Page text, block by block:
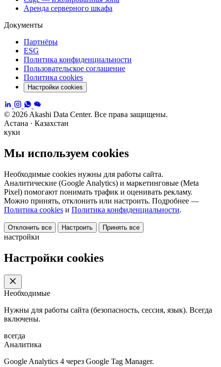
Аренда серверного шкафа
Документы
Партнёры
ESG
Политика конфиденциальности
Пользовательское соглашение
Политика cookies
Настройки cookies
© 2026 Akashi Data Center. Все права защищены.
Астана · Казахстан
куки
Мы используем cookies
Необходимые cookies нужны для работы сайта.
Аналитические (Google Analytics) и маркетинговые (Meta
Pixel) помогают понимать трафик и оценивать рекламу.
Можно принять, отклонить или настроить. Подробнее —
Политика cookies и Политика конфиденциальности.
Отклонить все Настроить Принять все
настройки
Настройки cookies
Необходимые
Нужны для работы сайта (безопасность, сессия, язык). Всегда
включены.
всегда
Аналитика
Google Analytics 4 через Google Tag Manager.